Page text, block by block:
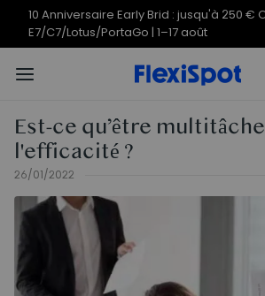
Offres du 10e anniversaire | C7
Morpher dès 579,99 €
Est-ce qu’être
l'efficacité ?
26/01/2022